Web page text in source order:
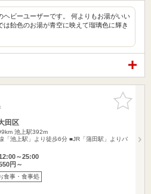
ヘビーユーザーです。 何よりもお湯がいい
は飴色のお湯が青空に映えて瑠璃色に輝き
お気に入
りに追加
田区
池上駅392m
「池上駅」より徒歩6分 ■JR「蒲田駅」よりバ
～25:00
円～
食事・食事処